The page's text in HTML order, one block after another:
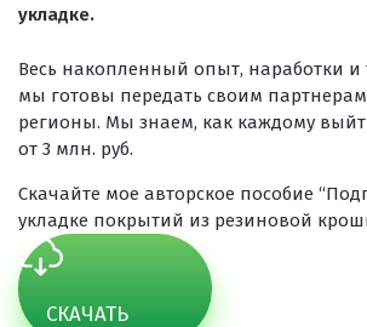
укладке.
Весь накопленный опыт, наработки и
мы готовы передать своим
регионы. Мы знаем, как каждому
от 3 млн. руб.
Скачайте мое авторское пособие
укладке покрытий из резиновой
СКАЧАТЬ